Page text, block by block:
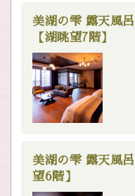
美湖の雫 露天風
【湖眺望7階】
美湖の雫 露天風
望6階】